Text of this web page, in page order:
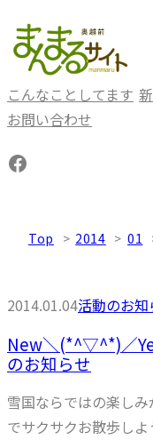
容
ス
キ
プ
こんなことしてます
お問い合わせ
Facebook
Top 2014 01
2014.01.04活動のお知
New＼(*^▽^*)／
のお知らせ
雪国ならではの楽し
でサクサクお散歩しよ